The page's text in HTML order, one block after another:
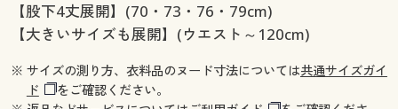
【股下4丈展開】(70・73・76・79cm)
【大きいサイズも展開】(ウエスト～120cm)
※ サイズの測り方、衣料品のヌード寸法については共通サイズガイ
ド
をご確認ください。